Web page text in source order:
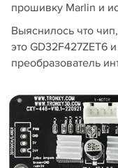
прошивку Marlin и
Выяснилось что
это GD32F427ZET6
преобразователь